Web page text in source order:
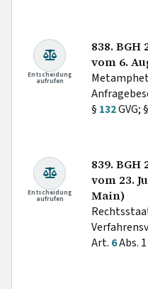
Entscheidung
aufrufen
838. BGH
vom 6.
§ 132GVG; §
Entscheidung
aufrufen
839. BGH
vom 23.
Main)
Art. 6Abs.